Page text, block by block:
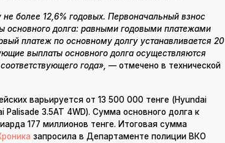
более 12,6% годовых. Первоначальный взнос
основного долга: равными годовыми платежами
платеж по основному долгу устанавливается 20
выплаты основного долга осуществляются
года», — отмечено в технической
варьируется от 13 500 000 тенге (Hyundai
Palisade 3.5AT 4WD). Сумма основного долга к
177 миллионов тенге. Итоговая сумма
запросила в Департаменте полиции ВКО